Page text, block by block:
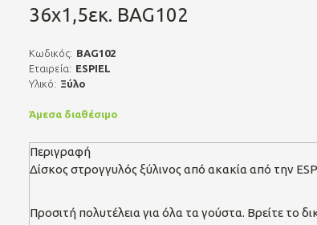
36x1,5εκ. BAG102
Κωδικός: BAG102
Εταιρεία: ESPIEL
Υλικό: Ξύλο
Άμεσα διαθέσιμο
Περιγραφή
Δίσκος στρογγυλός ξύλινος από ακακία από την
Προσιτή πολυτέλεια για όλα τα γούστα. Βρείτε το